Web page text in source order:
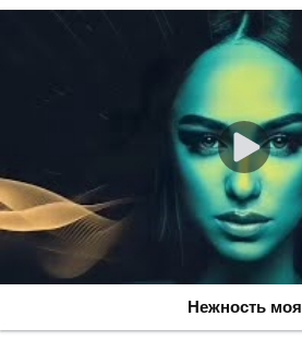
Нежность моя